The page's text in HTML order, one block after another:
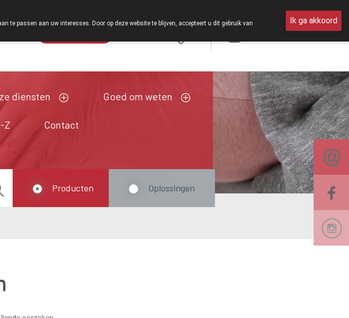
diensten Goed om weten
Z Contact
Producten Oplossingen
te passen aan uw interesses. Door op deze website te blijven, accepteert u dit gebruik van
Ik ga akkoord